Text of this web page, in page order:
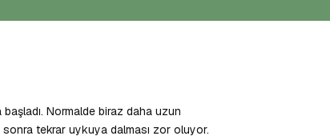
Normalde biraz daha uzun
tekrar uykuya dalması zor oluyor.